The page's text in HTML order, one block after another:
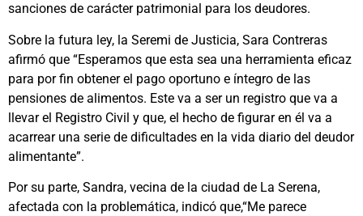
sanciones de carácter patrimonial para los deudores.
Sobre la futura ley, la Seremi de Justicia, Sara Contreras
afirmó que “Esperamos que esta sea una herramienta eficaz
para por fin obtener el pago oportuno e íntegro de las
pensiones de alimentos. Este va a ser un registro que va a
llevar el Registro Civil y que, el hecho de figurar en él va a
acarrear una serie de dificultades en la vida diario del deudor
alimentante”.
Por su parte, Sandra, vecina de la ciudad de La Serena,
afectada con la problemática, indicó que,“Me parece